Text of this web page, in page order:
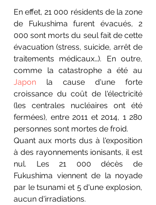
En effet, 21 000 résidents de la zone
de Fukushima furent évacués, 2
000 sont morts du seul fait de cette
évacuation (stress, suicide, arrêt de
traitements médicaux…). En outre,
Japon la cause d'une forte
croissance du coût de l'électricité
(les centrales nucléaires ont été
fermées), entre 2011 et 2014, 1 280
personnes sont mortes de froid.
Quant aux morts dus à l'exposition
à des rayonnements ionisants, il est
nul. Les 21 000 décès de
Fukushima viennent de la noyade
par le tsunami et 5 d'une explosion,
aucun d'irradiations.